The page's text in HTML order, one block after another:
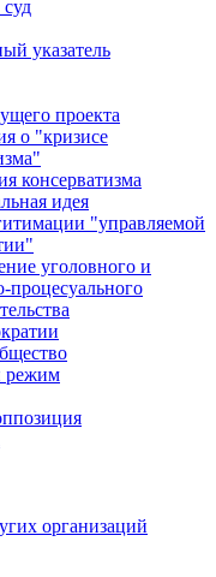
указатель
проекта
о "кризисе
консерватизма
идея
"управляемой
уголовного и
процесуального
режим
организаций